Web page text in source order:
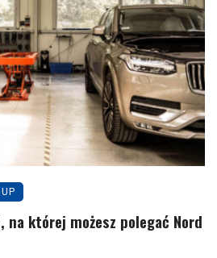
na której możesz polegać Nord